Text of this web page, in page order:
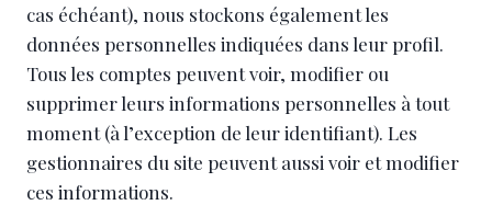
cas échéant), nous stockons également les
données personnelles indiquées dans leur profil.
Tous les comptes peuvent voir, modifier ou
supprimer leurs informations personnelles à tout
moment (à l’exception de leur identifiant). Les
gestionnaires du site peuvent aussi voir et modifier
ces informations.